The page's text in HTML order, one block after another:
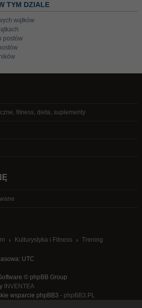
TYM DZIALE
wątków
postów
fitness, dieta, suplementy
Kulturystyka i Fitness Trening
UTC
© phpBB Group
INVENTEA
wsparcie phpBB3 - phpBB3.PL